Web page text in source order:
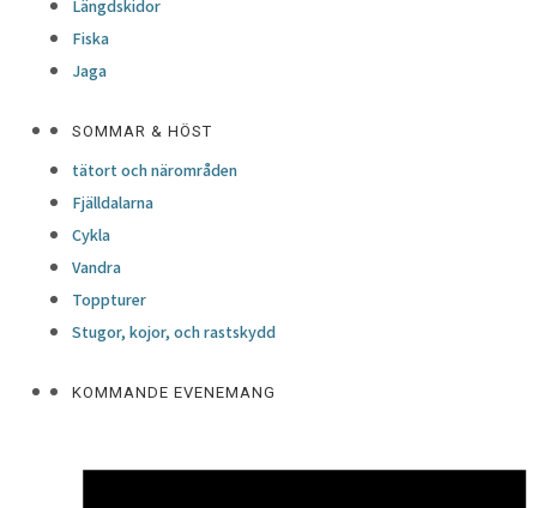
Längdskidor
Fiska
Jaga
SOMMAR & HÖST
tätort och närområden
Fjälldalarna
Cykla
Vandra
Toppturer
Stugor, kojor, och rastskydd
KOMMANDE EVENEMANG